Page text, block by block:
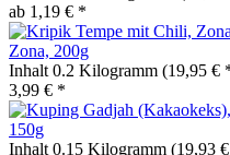
ab 1,19 € *
Zona, 200g
Inhalt 0.2 Kilogramm (19,95 €
3,99 € *
150g
Inhalt 0.15 Kilogramm (19,93